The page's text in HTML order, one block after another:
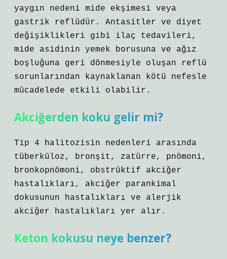
yaygın nedeni mide ekşimesi veya
gastrik reflüdür. Antasitler ve diyet
değişiklikleri gibi ilaç tedavileri,
mide asidinin yemek borusuna ve ağız
boşluğuna geri dönmesiyle oluşan reflü
sorunlarından kaynaklanan kötü nefesle
mücadelede etkili olabilir.
Akciğerden koku gelir mi?
Tip 4 halitozisin nedenleri arasında
tüberküloz, bronşit, zatürre, pnömoni,
bronkopnömoni, obstrüktif akciğer
hastalıkları, akciğer parankimal
dokusunun hastalıkları ve alerjik
akciğer hastalıkları yer alır.
Keton kokusu neye benzer?